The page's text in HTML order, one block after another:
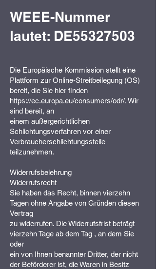
WEEE-Nummer
lautet: DE55327503
Die Europäische Kommission stellt eine
Plattform zur Online-Streitbeilegung (OS)
bereit, die Sie hier finden
https://ec.europa.eu/consumers/odr/. Wir
sind bereit, an
einem außergerichtlichen
Schlichtungsverfahren vor einer
Verbraucherschlichtungsstelle
teilzunehmen.
Widerrufsbelehrung
Widerrufsrecht
Sie haben das Recht, binnen vierzehn
Tagen ohne Angabe von Gründen diesen
Vertrag
zu widerrufen. Die Widerrufsfrist beträgt
vierzehn Tage ab dem Tag , an dem Sie
oder
ein von Ihnen benannter Dritter, der nicht
der Beförderer ist, die Waren in Besitz